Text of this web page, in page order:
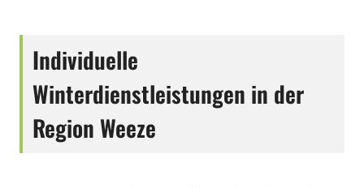
Individuelle
Winterdienstleistungen in der
Region Weeze